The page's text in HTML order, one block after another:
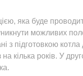
яка буде
можливих
з підготовкою
кілька років. У